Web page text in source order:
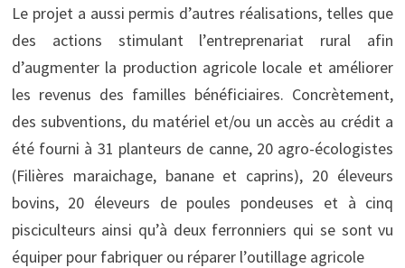
Le projet a aussi permis d’autres réalisations, telles que
des actions stimulant l’entreprenariat rural afin
d’augmenter la production agricole locale et améliorer
les revenus des familles bénéficiaires. Concrètement,
des subventions, du matériel et/ou un accès au crédit a
été fourni à 31 planteurs de canne, 20 agro-écologistes
(Filières maraichage, banane et caprins), 20 éleveurs
bovins, 20 éleveurs de poules pondeuses et à cinq
pisciculteurs ainsi qu’à deux ferronniers qui se sont vu
équiper pour fabriquer ou réparer l’outillage agricole